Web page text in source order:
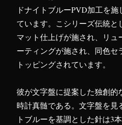
ドナイトブルーPVD加工を施
ています。こシリーズ伝統と
マット仕上げが施され、リュ
ーティングが施され、同色セ
トッピングされています。
彼が文字盤に提案した独創的
時計真髄である。文字盤を見
トブルーを基調とした針は3